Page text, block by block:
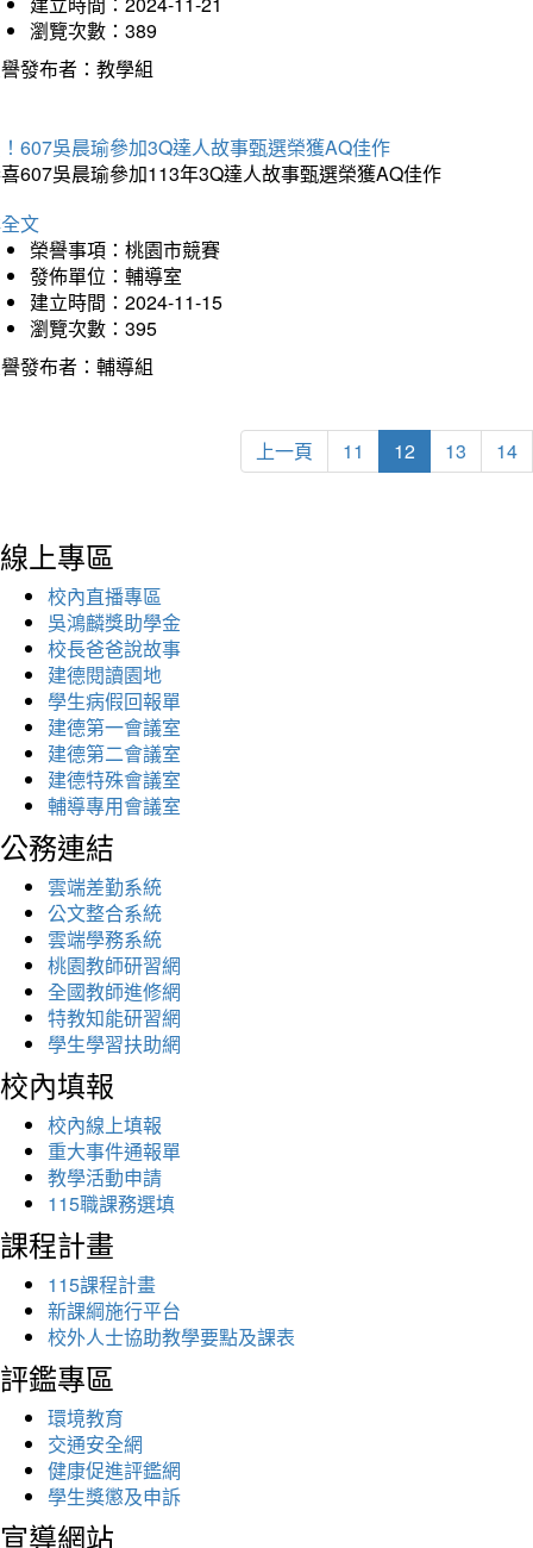
瀏覽次數：389
發布者：教學組
607吳晨瑜參加3Q達人故事甄選榮獲AQ佳作
607吳晨瑜參加113年3Q達人故事甄選榮獲AQ佳作
文
榮譽事項：桃園市競賽
發佈單位：輔導室
建立時間：2024-11-15
瀏覽次數：395
發布者：輔導組
上一頁 11 12 13 14
線上專區
校內直播專區
吳鴻麟獎助學金
校長爸爸說故事
建德閱讀園地
學生病假回報單
建德第一會議室
建德第二會議室
建德特殊會議室
輔導專用會議室
公務連結
雲端差勤系統
公文整合系統
雲端學務系統
桃園教師研習網
全國教師進修網
特教知能研習網
學生學習扶助網
校內填報
校內線上填報
重大事件通報單
教學活動申請
115職課務選填
課程計畫
115課程計畫
新課綱施行平台
校外人士協助教學要點及課表
評鑑專區
環境教育
交通安全網
健康促進評鑑網
學生獎懲及申訴
宣導網站